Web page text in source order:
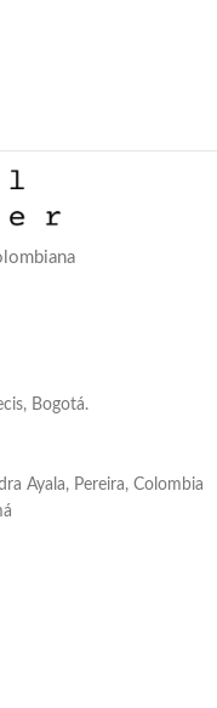
Bogotá.
Ayala, Pereira, Colombia